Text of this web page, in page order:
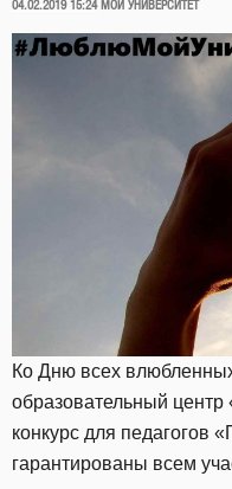
ОПУБЛИКОВАНО
04.02.2019 15:24 МОЙ УНИВЕРСИТЕТ
Ко Дню всех
образовательный центр
конкурс для педагогов
гарантированы всем